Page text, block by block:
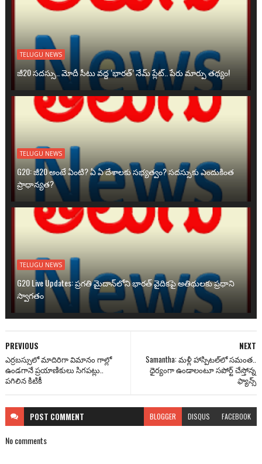
TELUGU NEWS
జీ20 సదస్సు.. మోదీ సీటు వద్ద ‘భారత్’ నేమ్ ప్లేట్‌.. పేరు మార్పు తథ్యం!
TELUGU NEWS
G20: జీ20 అంటే ఏంటి? ఏ ఏ దేశాలకు సభ్యత్వం? సదస్సుకు ఎందుకింత
ప్రాధాన్యత?
TELUGU NEWS
G20 Live Updates: ప్రగతి మైదాన్‌లోని భారత్ వైదికపై అతిథులకు ప్రధాని
స్వాగతం
NEXT
Samantha: మళ్లీ హాస్పిటల్‌లో స‌మంత‌..
ధైర్యంగా ఉండాలంటూ స‌పోర్ట్ చేస్తోన్న
ఫ్యాన్స్‌
PREVIOUS
ఎర్రబస్సులో మాదిరిగా విమానం గాల్లో
ఉండగానే ప్రయాణికులు సిగపట్లు..
పగిలిన కిటికీ
POST COMMENT BLOGGER DISQUS FACEBOOK
No comments